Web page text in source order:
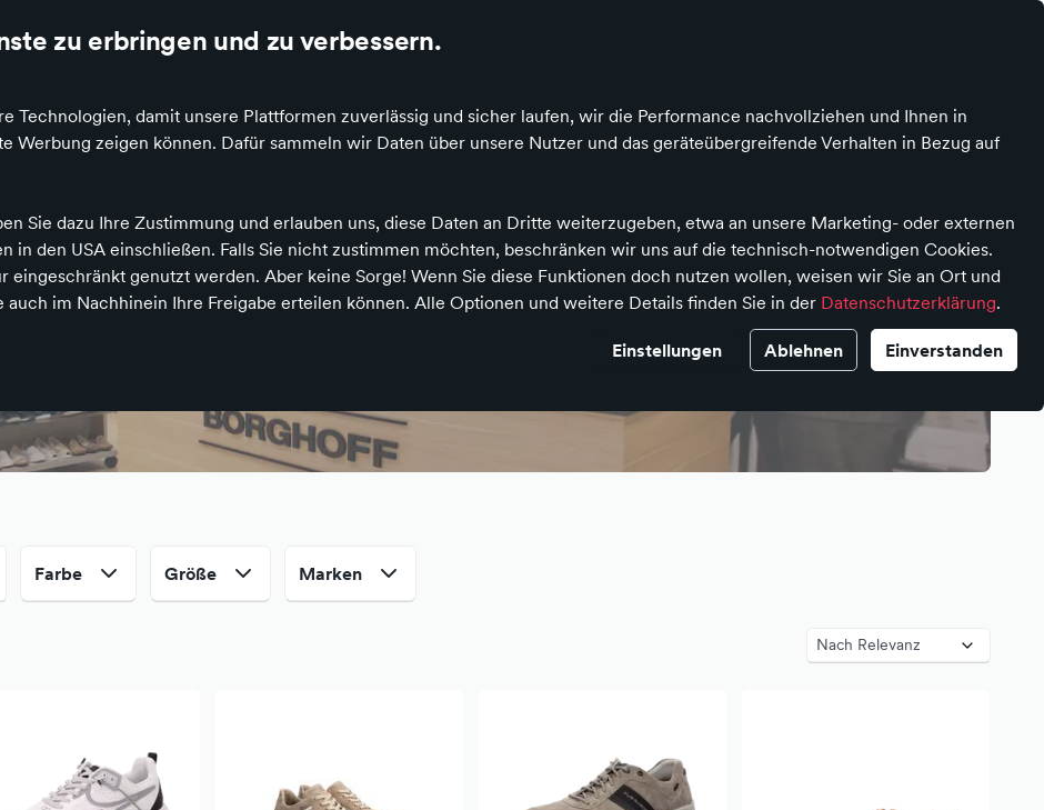
zu erbringen und zu verbessern.
Technologien, damit unsere Plattformen zuverlässig und sicher laufen, wir die Performance nachvollziehen und Ihnen in
Werbung zeigen können. Dafür sammeln wir Daten über unsere Nutzer und das geräteübergreifende Verhalten in Bezug auf
Sie dazu Ihre Zustimmung und erlauben uns, diese Daten an Dritte weiterzugeben, etwa an unsere Marketing- oder externen
in den USA einschließen. Falls Sie nicht zustimmen möchten, beschränken wir uns auf die technisch-notwendigen Cookies.
genutzt werden. Aber keine Sorge! Wenn Sie diese Funktionen doch nutzen wollen, weisen wir Sie an Ort und
im Nachhinein Ihre Freigabe erteilen können. Alle Optionen und weitere Details finden Sie in der Datenschutzerklärung.
Einstellungen Ablehnen Einverstanden
Borghoff Schuhhaus und Orthopädie
Herrenschuhe
Farbe Größe Marken